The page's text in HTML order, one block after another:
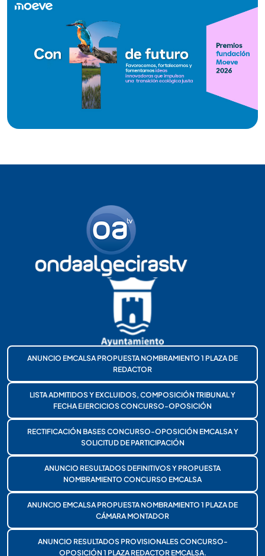
ANUNCIO EMCALSA PROPUESTA NOMBRAMIENTO 1 PLAZA DE
REDACTOR
LISTA ADMITIDOS Y EXCLUIDOS, COMPOSICIÓN TRIBUNAL Y
FECHA EJERCICIOS CONCURSO-OPOSICIÓN
RECTIFICACIÓN BASES CONCURSO-OPOSICIÓN EMCALSA Y
SOLICITUD DE PARTICIPACIÓN
ANUNCIO RESULTADOS DEFINITIVOS Y PROPUESTA
NOMBRAMIENTO CONCURSO EMCALSA
ANUNCIO EMCALSA PROPUESTA NOMBRAMIENTO 1 PLAZA DE
CÁMARA MONTADOR
ANUNCIO RESULTADOS PROVISIONALES CONCURSO-
OPOSICIÓN 1 PLAZA REDACTOR EMCALSA.